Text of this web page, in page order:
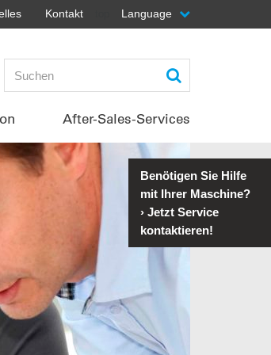
Kontakt Language
After-Sales-Services
Benötigen Sie Hilfe
mit Ihrer Maschine?
› Jetzt Service
kontaktieren!